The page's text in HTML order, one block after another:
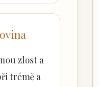
zlost a
trémě a